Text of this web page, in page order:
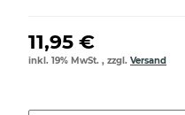
11,95 €
inkl. 19% MwSt. , zzgl. Versand